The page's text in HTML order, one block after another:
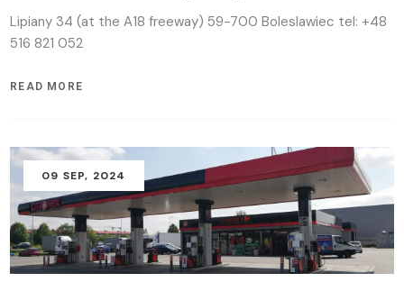
Lipiany 34 (at the A18 freeway) 59-700 Boleslawiec tel: +48
516 821 052
READ MORE
09 SEP, 2024